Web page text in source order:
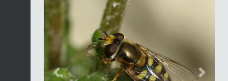
Previous Next